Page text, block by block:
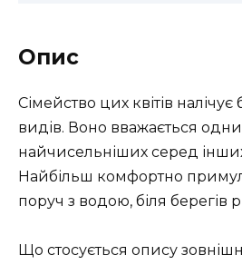
Опис
Сімейство цих квітів налічує
видів. Воно вважається
найчисельніших серед
Найбільш комфортно
поруч з водою, біля берегів
Що стосується опису